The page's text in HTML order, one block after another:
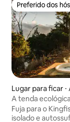
Preferido dos
Preferido dos
Lugar para ficar
he
A tenda
experiência de
Fuja para o
isolado e